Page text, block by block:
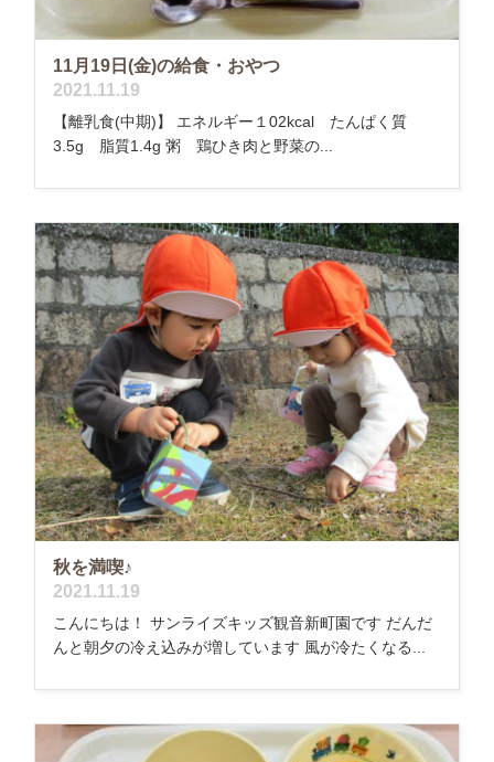
11月19日(金)の給食・おやつ
2021.11.19
【離乳食(中期)】 エネルギー１02kcal たんぱく質
3.5g 脂質1.4g 粥 鶏ひき肉と野菜の...
秋を満喫♪
2021.11.19
こんにちは！ サンライズキッズ観音新町園です だんだ
んと朝夕の冷え込みが増しています 風が冷たくなる...